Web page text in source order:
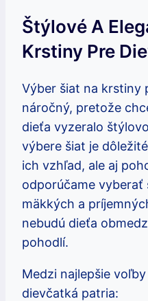
Štýlové A
Krstiny Pre
Výber šiat na krstiny
náročný, pretože
dieťa vyzeralo
výbere šiat je
ich vzhľad, ale aj
odporúčame vyberať
mäkkých a
nebudú dieťa
pohodlí.
Medzi najlepšie
dievčatká patria: